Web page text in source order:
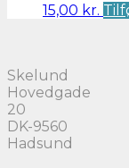
15,00 kr.
Skelund
Hovedgade
20
DK-9560
Hadsund